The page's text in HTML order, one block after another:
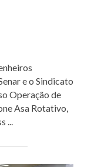
e o Sindicato
Operação de
Asa Rotativo,
...